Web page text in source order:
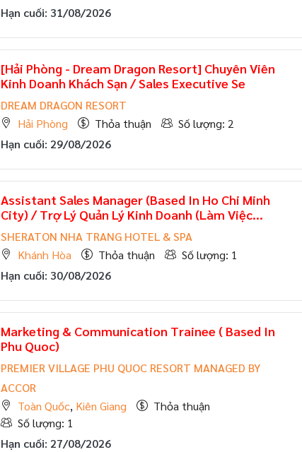
Hạn cuối: 31/08/2026
[Hải Phòng - Dream Dragon Resort] Chuyên Viên
Kinh Doanh Khách Sạn / Sales Executive Se
DREAM DRAGON RESORT
Hải Phòng
Thỏa thuận
Số lượng: 2
Hạn cuối: 29/08/2026
Assistant Sales Manager (Based In Ho Chi Minh
City) / Trợ Lý Quản Lý Kinh Doanh (Làm Việc...
SHERATON NHA TRANG HOTEL & SPA
Khánh Hòa
Thỏa thuận
Số lượng: 1
Hạn cuối: 30/08/2026
Marketing & Communication Trainee ( Based In
Phu Quoc)
PREMIER VILLAGE PHU QUOC RESORT MANAGED BY
ACCOR
Toàn Quốc, Kiên Giang
Thỏa thuận
Số lượng: 1
Hạn cuối: 27/08/2026